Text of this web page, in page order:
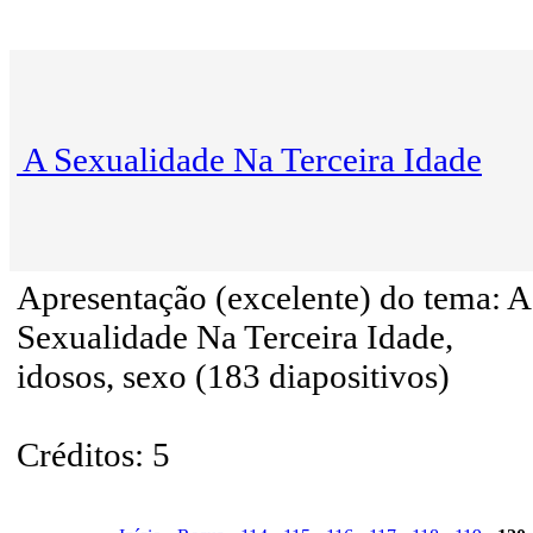
A Sexualidade Na Terceira Idade
Apresentação (excelente) do tema: A
Sexualidade Na Terceira Idade,
idosos, sexo (183 diapositivos)
Créditos: 5